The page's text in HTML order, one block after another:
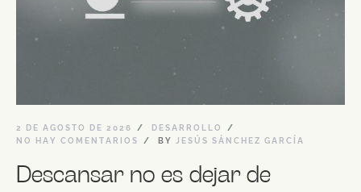
2 DE AGOSTO DE 2026
DESARROLLO
NO HAY COMENTARIOS
BY JESÚS SÁNCHEZ GARCÍA
Descansar no es dejar de